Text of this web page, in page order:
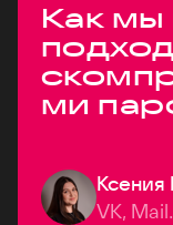
Как мы
ми
Ксения
VK,